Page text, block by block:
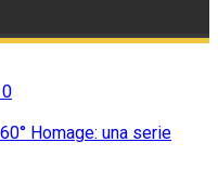
0
Homage: una serie